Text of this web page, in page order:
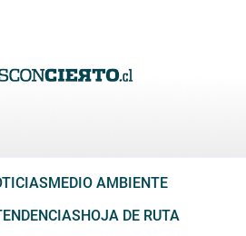
MEDIO AMBIENTE
HOJA DE RUTA